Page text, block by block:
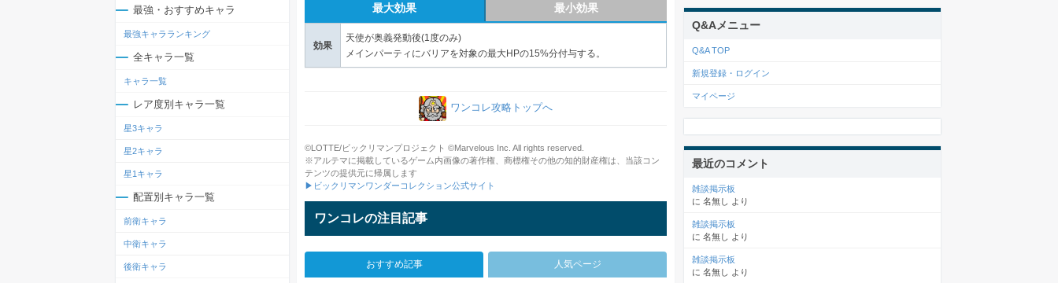
最大効果 最小効果
効果
天使が奥義発動後(1度のみ)
メインパーティにバリアを対象の最大HPの15%分付与する。
ワンコレ攻略トップへ
©LOTTE/ビックリマンプロジェクト ©Marvelous Inc. All rights reserved.
※アルテマに掲載しているゲーム内画像の著作権、商標権その他の知的財産権は、当該コン
テンツの提供元に帰属します
▶ビックリマンワンダーコレクション公式サイト
ワンコレの注目記事
おすすめ記事 人気ページ
最強・おすすめキャラ
最強キャラランキング
全キャラ一覧
キャラ一覧
レア度別キャラ一覧
星3キャラ
星2キャラ
星1キャラ
配置別キャラ一覧
前衛キャラ
中衛キャラ
後衛キャラ
Q&Aメニュー
Q&A TOP
新規登録・ログイン
マイページ
最近のコメント
雑談掲示板
に 名無し より
雑談掲示板
に 名無し より
雑談掲示板
に 名無し より